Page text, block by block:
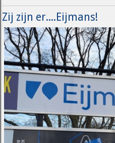
Zij zijn er....Eijmans!